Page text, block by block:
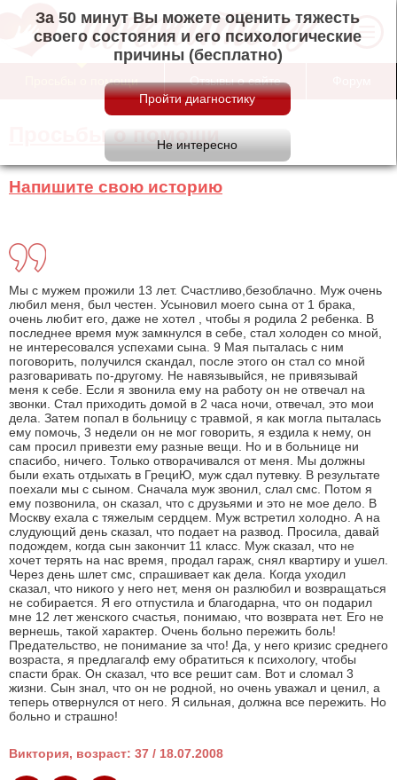
За 50 минут Вы можете оценить тяжесть
своего состояния и его психологические
причины (бесплатно)
Просьбы о помощи Отзывы о сайте
Просьбы о помощи
Напишите свою историю
Мы с мужем прожили 13 лет. Счастливо,безоблачно. Муж очень
любил меня, был честен. Усыновил моего сына от 1 брака,
очень любит его, даже не хотел , чтобы я родила 2 ребенка. В
последнее время муж замкнулся в себе, стал холоден со мной,
не интересовался успехами сына. 9 Мая пыталась с ним
поговорить, получился скандал, после этого он стал со мной
разговаривать по-другому. Не навязывыйся, не привязывай
меня к себе. Если я звонила ему на работу он не отвечал на
звонки. Стал приходить домой в 2 часа ночи, отвечал, это мои
дела. Затем попал в больницу с травмой, я как могла пыталась
ему помочь, 3 недели он не мог говорить, я ездила к нему, он
сам просил привезти ему разные вещи. Но и в больнице ни
спасибо, ничего. Только отворачивался от меня. Мы должны
были ехать отдыхать в ГрециЮ, муж сдал путевку. В результате
поехали мы с сыном. Сначала муж звонил, слал смс. Потом я
ему позвонила, он сказал, что с друзьями и это не мое дело. В
Москву ехала с тяжелым сердцем. Муж встретил холодно. А на
слудующий день сказал, что подает на развод. Просила, давай
подождем, когда сын закончит 11 класс. Муж сказал, что не
хочет терять на нас время, продал гараж, снял квартиру и ушел.
Через день шлет смс, спрашивает как дела. Когда уходил
сказал, что никого у него нет, меня он разлюбил и возвращаться
не собирается. Я его отпустила и благодарна, что он подарил
мне 12 лет женского счастья, понимаю, что возврата нет. Его не
вернешь, такой характер. Очень больно пережить боль!
Предательство, не понимание за что! Да, у него кризис среднего
возраста, я предлагалф ему обратиться к психологу, чтобы
спасти брак. Он сказал, что все решит сам. Вот и сломал 3
жизни. Сын знал, что он не родной, но очень уважал и ценил, а
теперь отвернулся от него. Я сильная, должна все пережить. Но
больно и страшно!
Виктория, возраст: 37 / 18.07.2008